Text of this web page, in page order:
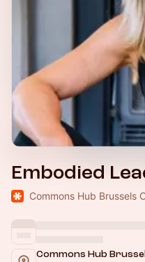
Embodied
Commons Hub Brussels
Commons Hub